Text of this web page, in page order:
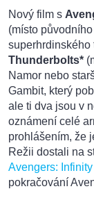
Nový film s
(místo
superhrdinského
Thunderbolts*
Namor nebo
Gambit, který
ale ti dva jsou v
oznámení celé
prohlášením, že
Režii dostali na
Avengers: Infinity
pokračování